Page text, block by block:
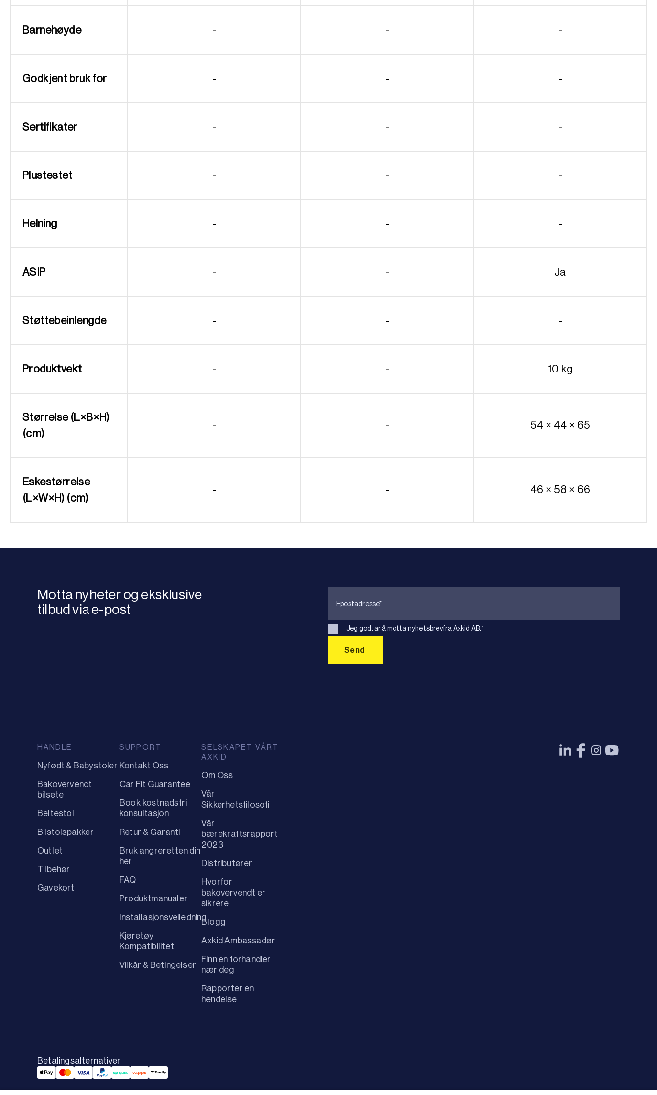
Barnehøyde - - -
Godkjent bruk for - - -
Sertifikater - - -
Plustestet - - -
Helning - - -
ASIP - - Ja
Støttebeinlengde - - -
Produktvekt - - 10 kg
Størrelse (L×B×H)
(cm)
- - 54 × 44 × 65
Eskestørrelse
(L×W×H) (cm)
- - 46 × 58 × 66
Motta nyheter og eksklusive
tilbud via e-post
Jeg godtar å motta nyhetsbrevfra Axkid AB.*
HANDLE
Nyfødt & Babystoler
Bakovervendt
bilsete
Beltestol
Bilstolspakker
Outlet
Tilbehør
Gavekort
SUPPORT
Kontakt Oss
Car Fit Guarantee
Book kostnadsfri
konsultasjon
Retur & Garanti
Bruk angreretten din
her
FAQ
Produktmanualer
Installasjonsveiledning
Kjøretøy
Kompatibilitet
Vilkår & Betingelser
SELSKAPET VÅRT
AXKID
Om Oss
Vår
Sikkerhetsfilosofi
Vår
bærekraftsrapport
2023
Distributører
Hvorfor
bakovervendt er
sikrere
Blogg
Axkid Ambassadør
Finn en forhandler
nær deg
Rapporter en
hendelse
Betalingsalternativer
Applepay Payment
Mastercard Payment
Visa Payment
Paypal Payment
Qliro Payment
Vipps Payment
Trustly Payment